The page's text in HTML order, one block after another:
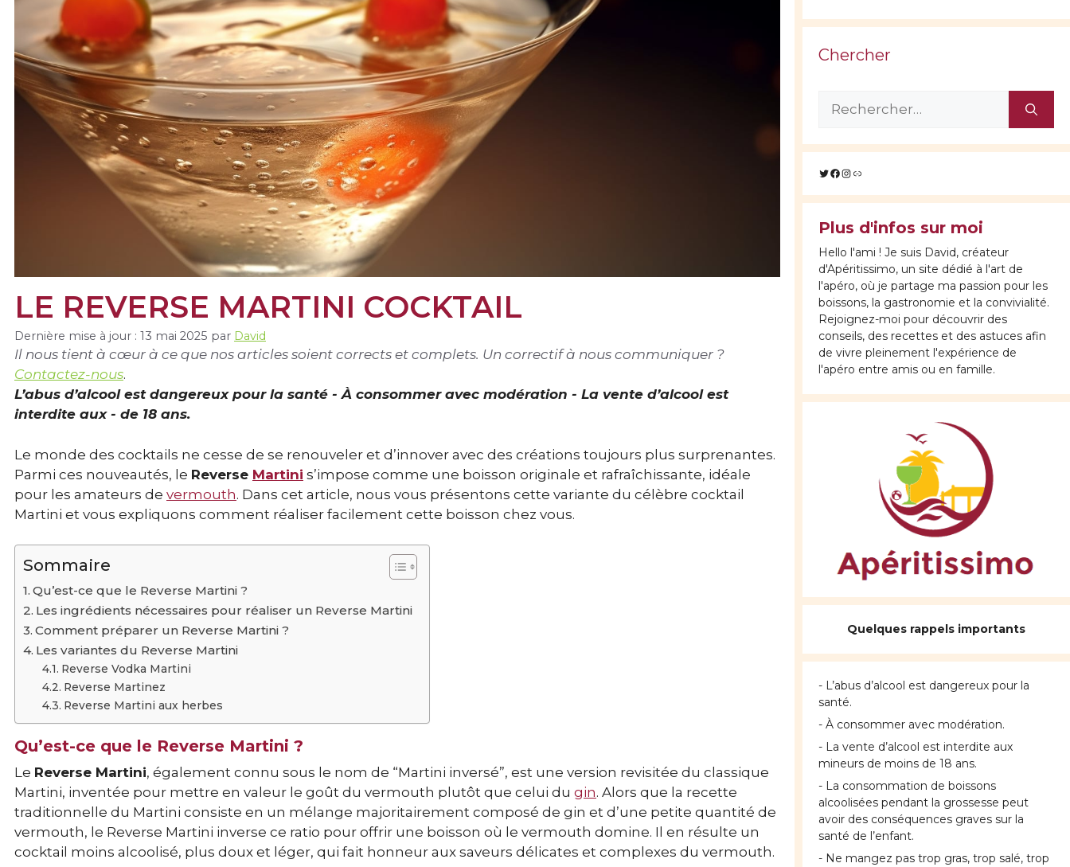
LE REVERSE MARTINI COCKTAIL
Dernière mise à jour : 13 mai 2025 par David
Il nous tient à cœur à ce que nos articles soient corrects et complets. Un correctif à nous communiquer ?
Contactez-nous.
L’abus d’alcool est dangereux pour la santé - À consommer avec modération - La vente d’alcool est
interdite aux - de 18 ans.
Le monde des cocktails ne cesse de se renouveler et d’innover avec des créations toujours plus surprenantes.
Parmi ces nouveautés, le Reverse Martini s’impose comme une boisson originale et rafraîchissante, idéale
pour les amateurs de vermouth. Dans cet article, nous vous présentons cette variante du célèbre cocktail
Martini et vous expliquons comment réaliser facilement cette boisson chez vous.
Sommaire
Qu’est-ce que le Reverse Martini ?
Les ingrédients nécessaires pour réaliser un Reverse Martini
Comment préparer un Reverse Martini ?
Les variantes du Reverse Martini
Reverse Vodka Martini
Reverse Martinez
Reverse Martini aux herbes
Qu’est-ce que le Reverse Martini ?
Le Reverse Martini, également connu sous le nom de “Martini inversé”, est une version revisitée du classique
Martini, inventée pour mettre en valeur le goût du vermouth plutôt que celui du gin. Alors que la recette
traditionnelle du Martini consiste en un mélange majoritairement composé de gin et d’une petite quantité de
vermouth, le Reverse Martini inverse ce ratio pour offrir une boisson où le vermouth domine. Il en résulte un
cocktail moins alcoolisé, plus doux et léger, qui fait honneur aux saveurs délicates et complexes du vermouth.
Chercher
Rechercher :
Twitter
Facebook
Instagram
Lien
Plus d'infos sur moi
Hello l'ami ! Je suis David, créateur
d'Apéritissimo, un site dédié à l'art de
l'apéro, où je partage ma passion pour les
boissons, la gastronomie et la convivialité.
Rejoignez-moi pour découvrir des
conseils, des recettes et des astuces afin
de vivre pleinement l'expérience de
l'apéro entre amis ou en famille.
Quelques rappels importants
- L’abus d’alcool est dangereux pour la
santé.
- À consommer avec modération.
- La vente d’alcool est interdite aux
mineurs de moins de 18 ans.
- La consommation de boissons
alcoolisées pendant la grossesse peut
avoir des conséquences graves sur la
santé de l’enfant.
- Ne mangez pas trop gras, trop salé, trop